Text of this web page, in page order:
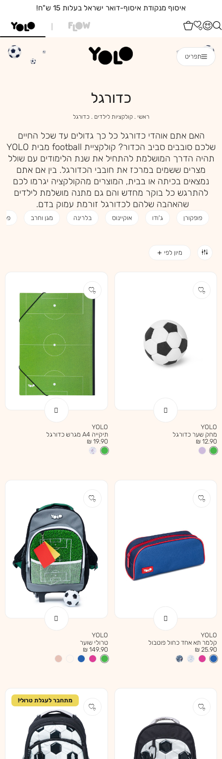
איסוף מנקודת איסוף-דואר ישראל בעלות 15 ש"ח!
תפריט
כדורגל
ראשי ראשי
קולקציות לילדים
קולקציות
כדורגלכדורגל
האם אתם אוהדי כדורגל כל כך גדולים עד שכל החיים
שלכם סובבים סביב הכדור? קולקציית football מבית YOLO
תהיה הדרך המושלמת להתחיל את שנת הלימודים עם שולל
מצרים ששמים במרכז את חובבי הכדורגל. בין אם אתם
נמצאים בכיתה או בבית, המוצרים מהקולקציה יגרמו לכם
להתרגש כל בוקר מחדש והם גם מתנה מושלמת לילדים
שהאהבה שלהם לכדורגל זורמת עמוק בדם.
פופקורן ג'ודו אוקיינוס בלרינה מגן וחרב
YOLO
מחק שער כדורגל
מחיר
מוצר
12.90 ₪
YOLO
תיקייה A4 מגרש כדורגל
מחיר
מוצר
19.90 ₪
YOLO
קלמר תא אחד כחול פוטבול
מחיר
מוצר
25.90 ₪
YOLO
טרולי שוער
מחיר
מוצר
149.90 ₪
מתחבר לעגלת טרולי!